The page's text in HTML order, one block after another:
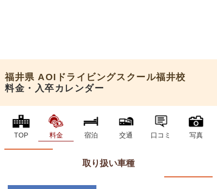
福井県 AOIドライビングスクール福井校
料金・入卒カレンダー
TOP 料金 宿泊 交通 口コミ 写真
取り扱い車種